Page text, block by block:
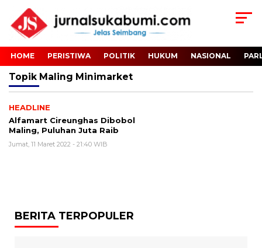
HOME PERISTIWA POLITIK HUKUM NASIONAL
Topik Maling Minimarket
HEADLINE
Alfamart Cireunghas Dibobol
Maling, Puluhan Juta Raib
Jumat, 11 Maret 2022 - 21:40 WIB
BERITA TERPOPULER